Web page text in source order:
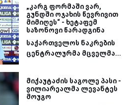
„კარგ ფორმაში ვარ,
გუნდში ოჯახის წევრივით
მიმიღეს“ - ხეტაფემ
საზონოვი წარადგინა
საქართველოს ნაკრების
ცენტრალურმა მცველმა...
მიქაუტაძის საგოლე პასი -
ვილიარეალმა ლევანტეს
მოუგო